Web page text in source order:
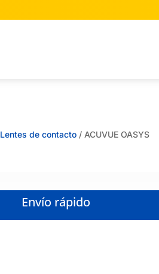
Lentes de contacto / ACUVUE OASYS
Envío rápido